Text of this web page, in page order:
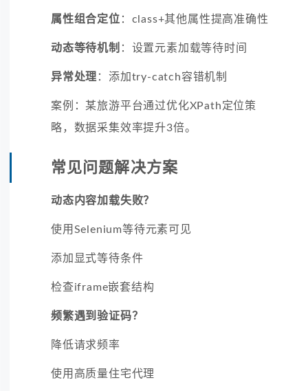
属性组合定位 ：class+其他属性提高准确性
动态等待机制 ：设置元素加载等待时间
异常处理 ：添加try-catch容错机制
案例：某旅游平台通过优化XPath定位策
略，数据采集效率提升3倍。
常见问题解决方案
动态内容加载失败？
使用Selenium等待元素可见
添加显式等待条件
检查iframe嵌套结构
频繁遇到验证码？
降低请求频率
使用高质量住宅代理